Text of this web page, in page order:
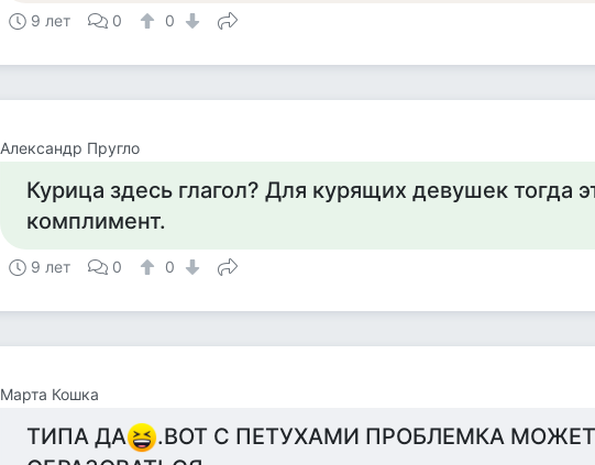
9 лет 0 0
Александр Пругло
Курица здесь глагол? Для курящих девушек тогда
комплимент.
9 лет 0 0
Марта Кошка
ТИПА ДА
.ВОТ С ПЕТУХАМИ ПРОБЛЕМКА МОЖЕТ